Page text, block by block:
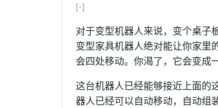
[-]
对于变型机器人来说，变个桌子
变型家具机器人绝对能让你家里
会四处移动。你渴了，它会变成
这台机器人已经能够接近上面的
器人已经可以自动移动，自动组